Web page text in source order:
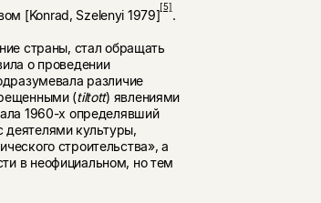
[Konrad, Szelenyi 1979]
[5]
.
страны, стал обращать
о проведении
различие
(tiltott) явлениями
1960-х опре­делявший
культуры,
строительства», а
в неофициальном, но тем